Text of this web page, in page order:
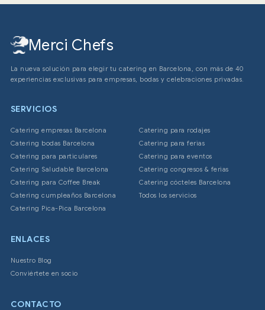
Merci Chefs
La nueva solución para elegir tu catering en Barcelona, con más de 40
experiencias exclusivas para empresas, bodas y celebraciones privadas.
SERVICIOS
Catering empresas Barcelona
Catering bodas Barcelona
Catering para particulares
Catering Saludable Barcelona
Catering para Coffee Break
Catering cumpleaños Barcelona
Catering Pica-Pica Barcelona
Catering para rodajes
Catering para ferias
Catering para eventos
Catering congresos & ferias
Catering cócteles Barcelona
Todos los servicios
ENLACES
Nuestro Blog
Conviértete en socio
CONTACTO